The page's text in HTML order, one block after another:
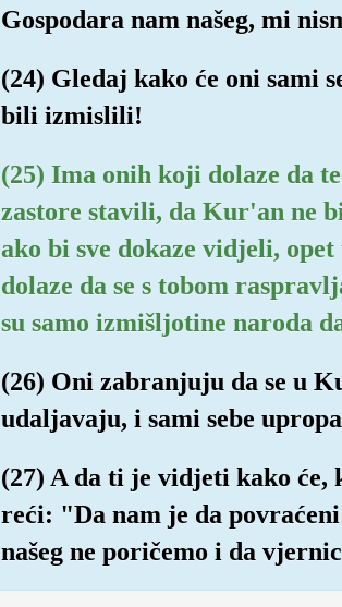
Gospodara nam našeg, mi
(24) Gledaj kako će oni sami
bili izmislili!
(25) Ima onih koji dolaze da
zastore stavili, da Kur'an ne
ako bi sve dokaze vidjeli,
dolaze da se s tobom
su samo izmišljotine naroda
(26) Oni zabranjuju da se u
udaljavaju, i sami sebe
(27) A da ti je vidjeti kako
reći: "Da nam je da
našeg ne poričemo i da